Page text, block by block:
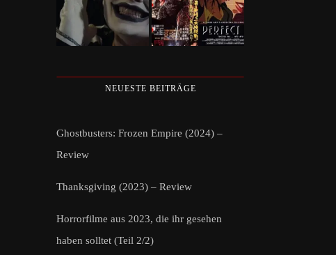
NEUESTE BEITRÄGE
Ghostbusters: Frozen Empire (2024) –
Review
Thanksgiving (2023) – Review
Horrorfilme aus 2023, die ihr gesehen
haben solltet (Teil 2/2)